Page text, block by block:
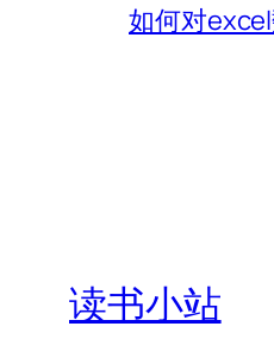
如何对
读书小站